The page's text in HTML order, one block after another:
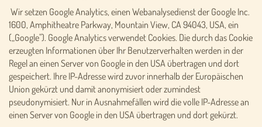
Wir setzen Google Analytics, einen Webanalysedienst der Google Inc.
1600, Amphitheatre Parkway, Mountain View, CA 94043, USA, ein
(„Google"). Google Analytics verwendet Cookies. Die durch das Cookie
erzeugten Informationen über Ihr Benutzerverhalten werden in der
Regel an einen Server von Google in den USA übertragen und dort
gespeichert. Ihre IP-Adresse wird zuvor innerhalb der Europäischen
Union gekürzt und damit anonymisiert oder zumindest
pseudonymisiert. Nur in Ausnahmefällen wird die volle IP-Adresse an
einen Server von Google in den USA übertragen und dort gekürzt.